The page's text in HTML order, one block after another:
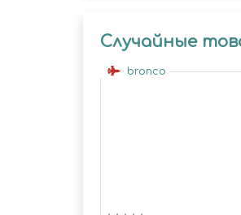
Случайные
bronco